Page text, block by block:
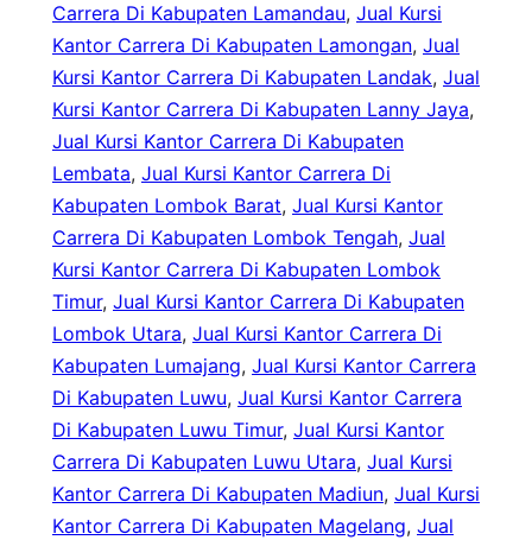
Carrera Di Kabupaten Lamandau, Jual Kursi
Kantor Carrera Di Kabupaten Lamongan, Jual
Kursi Kantor Carrera Di Kabupaten Landak, Jual
Kursi Kantor Carrera Di Kabupaten Lanny Jaya
Jual Kursi Kantor Carrera Di Kabupaten
Lembata, Jual Kursi Kantor Carrera Di
Kabupaten Lombok Barat, Jual Kursi Kantor
Carrera Di Kabupaten Lombok Tengah, Jual
Kursi Kantor Carrera Di Kabupaten Lombok
Timur, Jual Kursi Kantor Carrera Di Kabupaten
Lombok Utara, Jual Kursi Kantor Carrera Di
Kabupaten Lumajang, Jual Kursi Kantor Carrera
Di Kabupaten Luwu, Jual Kursi Kantor Carrera
Di Kabupaten Luwu Timur, Jual Kursi Kantor
Carrera Di Kabupaten Luwu Utara, Jual Kursi
Kantor Carrera Di Kabupaten Madiun, Jual Kursi
Kantor Carrera Di Kabupaten Magelang, Jual